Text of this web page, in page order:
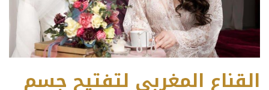
القناع المغربي لتفتيح جسم